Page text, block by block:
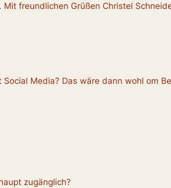
freundlichen Grüßen Christel
Media? Das wäre dann wohl om
zugänglich?